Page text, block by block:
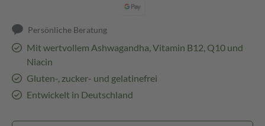
Persönliche Beratung
Mit wertvollem Ashwagandha, Vitamin B12, Q10 und
Niacin
Gluten-, zucker- und gelatinefrei
Entwickelt in Deutschland